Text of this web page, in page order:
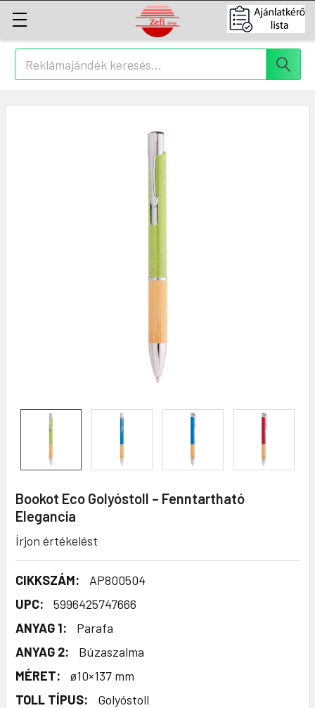
Keresés
Bookot Eco Golyóstoll – Fenntartható
Elegancia
Írjon értékelést
CIKKSZÁM:
AP800504
UPC:
5996425747666
ANYAG 1:
Parafa
ANYAG 2:
Búzaszalma
MÉRET:
ø10×137 mm
TOLL TÍPUS:
Golyóstoll